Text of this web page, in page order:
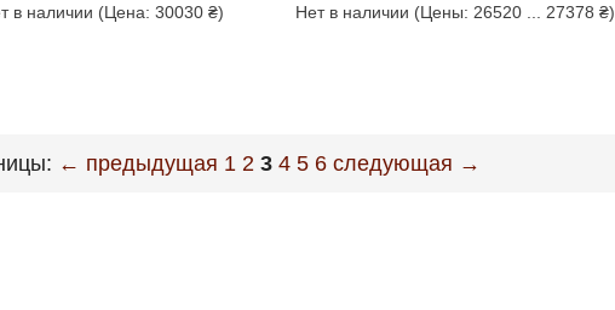
в наличии (Цена: 30030 ₴) Нет в наличии (Цены: 26520 ... 27378 ₴)
← предыдущая 1 2 3 4 5 6 следующая →